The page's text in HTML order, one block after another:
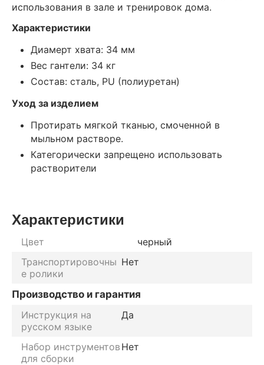
использования в зале и тренировок дома.
Характеристики
Диамерт хвата: 34 мм
Вес гантели: 34 кг
Состав: сталь, PU (полиуретан)
Уход за изделием
Протирать мягкой тканью, смоченной в
мыльном растворе.
Категорически запрещено использовать
растворители
Характеристики
Цвет
черный
Транспортировочны
е ролики
Нет
Производство и гарантия
Инструкция на
русском языке
Да
Набор инструментов
для сборки
Нет